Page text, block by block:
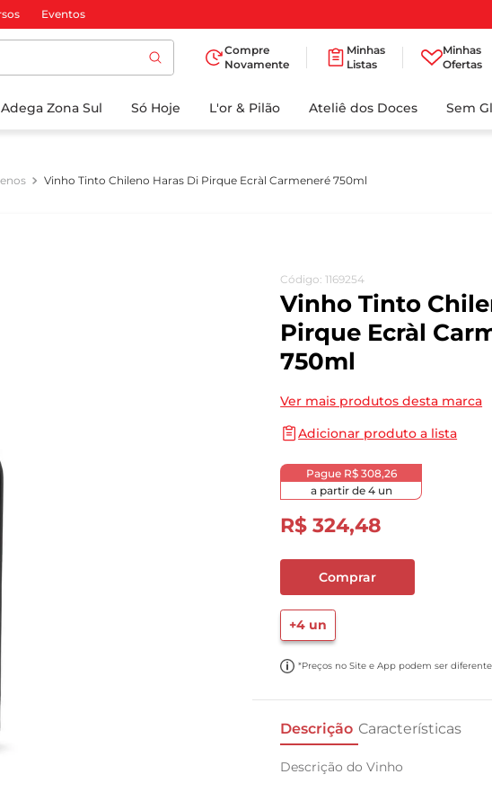
Eventos
Compre
Novamente
Minhas
Listas
Minhas
Ofertas
Adega Zona Sul Só Hoje L'or & Pilão Ateliê dos Doces Sem
Vinho Tinto Chileno Haras Di Pirque Ecràl Carmeneré 750ml
Código: 1169254
Vinho Tinto
Pirque Ecràl
750ml
Ver mais produtos desta marca
Adicionar produto a lista
Pague R$ 308,26
a partir de 4un
R$ 324,48
Comprar
+4 un
*Preços no Site e App podem ser
Descrição Características
Descrição do Vinho
BUSCADOS